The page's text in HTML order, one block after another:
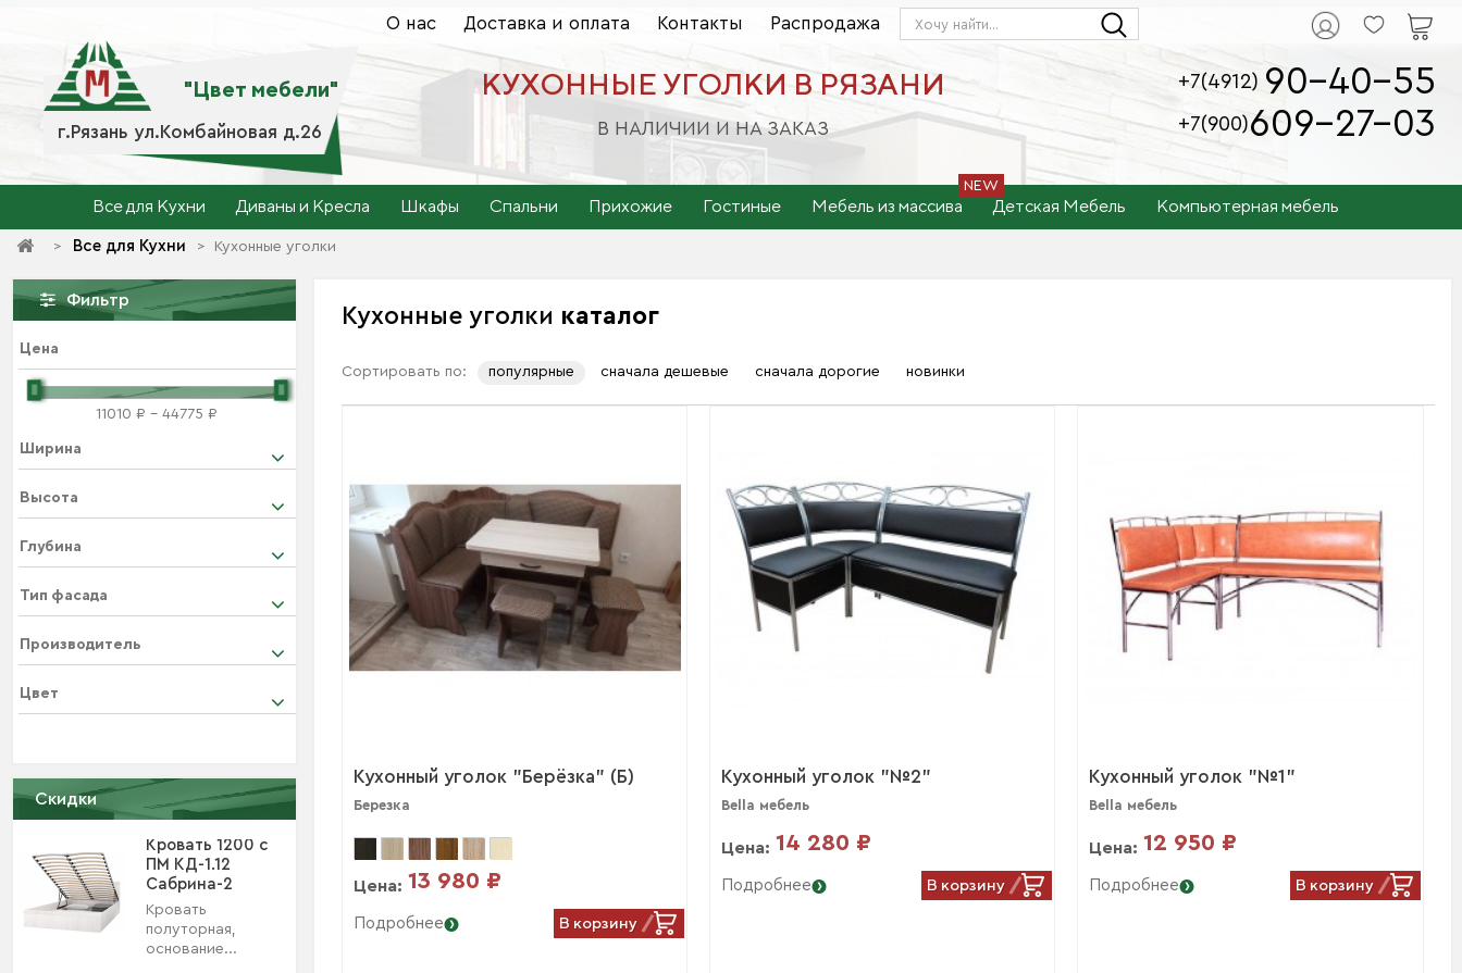
г.Рязань ул.Комбайновая д.26
"Цвет мебели"
О нас Доставка и оплата Контакты Распродажа
КУХОННЫЕ УГОЛКИ В РЯЗАНИ
В НАЛИЧИИ И НА ЗАКАЗ
+7(4912) 90-40-55
+7(900)609-27-03
Все для Кухни Диваны и Кресла Шкафы Спальни Прихожие Гостиные Мебель из массива Детская Мебель Компьютерная мебель
> Все для Кухни > Кухонные уголки
Фильтр
Цена
11010 ₽ - 44775 ₽
Ширина
Высота
Глубина
Тип фасада
Производитель
Цвет
Скидки
Кровать 1200 с
ПМ КД-1.12
Сабрина-2
Кровать
полуторная,
основание...
Кухонные уголки каталог
Сортировать по: популярные сначала дешевые сначала дорогие новинки
Кухонный уголок "Берёзка" (Б)
Березка
Цена: 13 980 ₽
Подробнее В корзину
Кухонный уголок "№2"
Bella мебель
Цена: 14 280 ₽
Подробнее В корзину
Кухонный уголок "№1"
Bella мебель
Цена: 12 950 ₽
Подробнее В корзину